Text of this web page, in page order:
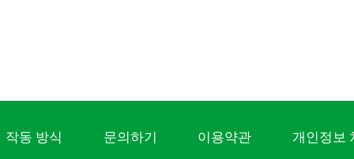
작동 방식 문의하기 이용약관 개인정보